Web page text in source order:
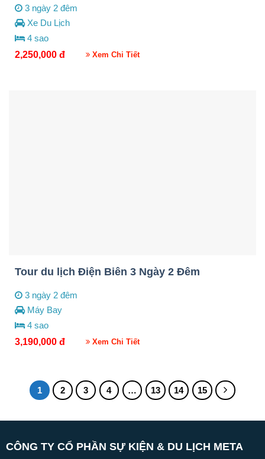
3 ngày 2 đêm
Xe Du Lịch
4 sao
2,250,000đ Xem Chi Tiết
Tour du lịch Điện Biên 3 Ngày 2 Đêm
3 ngày 2 đêm
Máy Bay
4 sao
3,190,000đ Xem Chi Tiết
1 2 3 4 … 13 14 15
CÔNG TY CỔ PHẦN SỰ KIỆN & DU LỊCH META